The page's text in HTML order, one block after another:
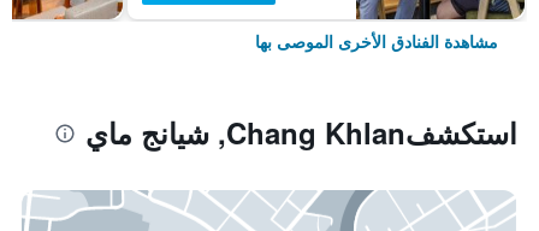
مشاهدة الفنادق الأخرى الموصى بها
استكشفChang Khlan, شيانج ماي